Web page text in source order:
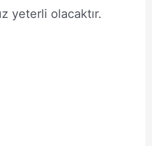
yeterli olacaktır.